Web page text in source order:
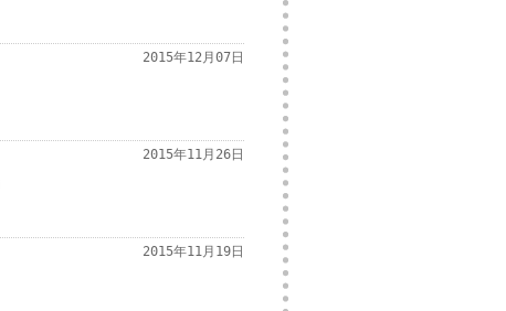
2015年12月07日
2015年11月26日
2015年11月19日